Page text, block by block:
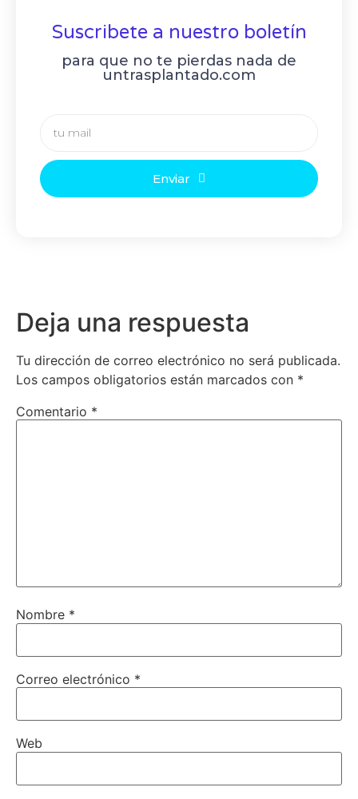
Suscribete a nuestro boletín
para que no te pierdas nada de
untrasplantado.com
Enviar
Deja una respuesta
Tu dirección de correo electrónico no será publicada.
Los campos obligatorios están marcados con *
Comentario *
Nombre *
Correo electrónico *
Web